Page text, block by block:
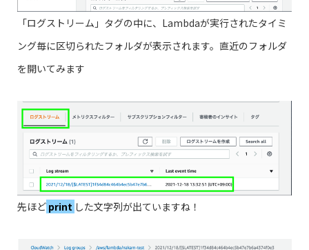
「ログストリーム」タグの中に、Lambdaが実行されたタイミ
ング毎に区切られたフォルダが表示されます。直近のフォルダ
を開いてみます
先ほどprint した文字列が出ていますね！